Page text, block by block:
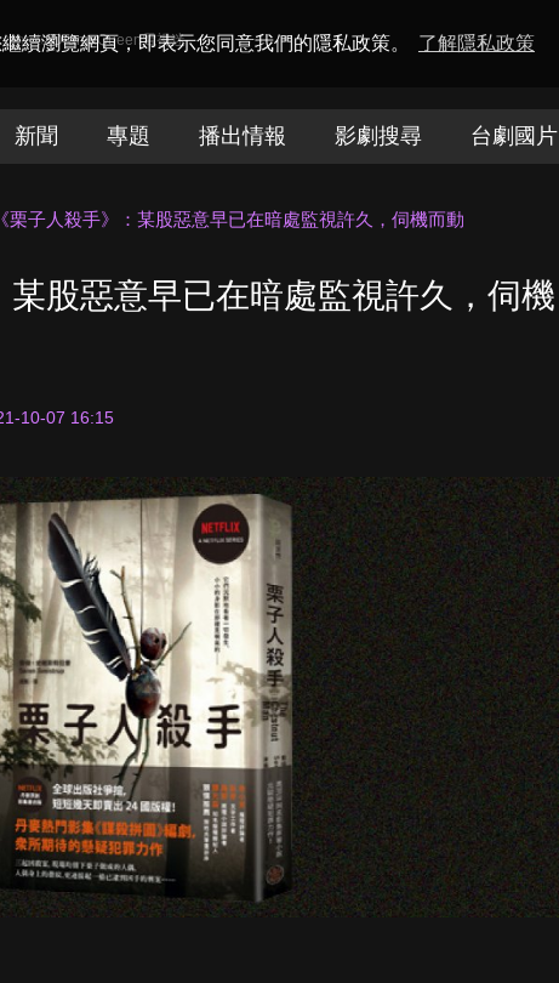
續瀏覽網頁，即表示您同意我們的隱私政策。 了解隱私政策
toDramaQueen電視迷
新聞 專題 播出情報 影劇搜尋 台劇國片
《栗子人殺手》：某股惡意早已在暗處監視許久，伺機而動
某股惡意早已在暗處監視許久，伺機
10-07 16:15